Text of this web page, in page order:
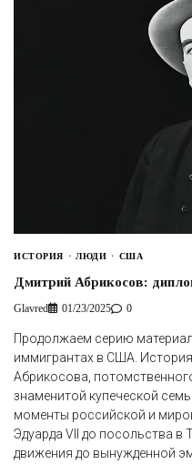
ИСТОРИЯ ЛЮДИ США
Дмитрий Абрикосов:
Glavred 01/23/2025 0
Продолжаем серию
иммигрантах в США.
Абрикосова,
знаменитой купеческой
моменты российской и
Эдуарда VII до посольства в
движения до вынужденной